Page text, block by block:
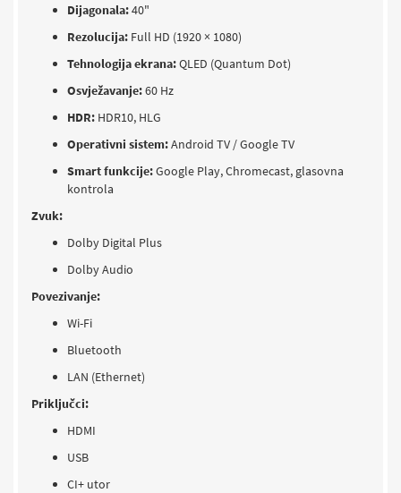
Dijagonala:40"
Rezolucija: Full HD (1920 × 1080)
Tehnologija ekrana:QLED (Quantum Dot)
Osvježavanje:60 Hz
HDR: HDR10, HLG
Operativni sistem:Android TV / Google TV
Smart funkcije:Google Play, Chromecast, glasovna
kontrola
Zvuk:
Dolby Digital Plus
Dolby Audio
Povezivanje:
Wi-Fi
Bluetooth
LAN (Ethernet)
Priključci:
HDMI
USB
CI+ utor